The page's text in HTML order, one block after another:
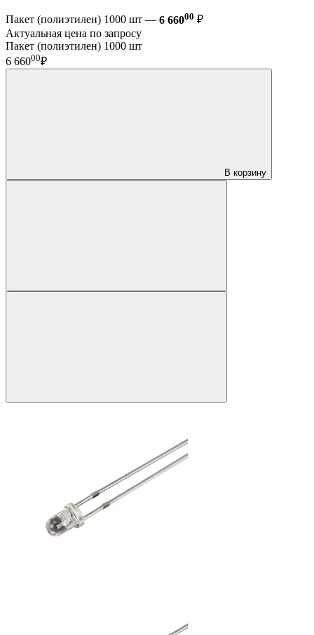
Пакет (полиэтилен) 1000 шт — 6 66000 ₽
Актуальная цена по запросу
Пакет (полиэтилен) 1000 шт
6 66000₽
В корзину